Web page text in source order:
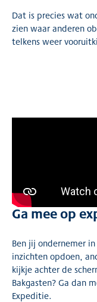
Dat is precies wat
zien waar anderen
telkens weer
Ga mee op
Ben jij ondernemer
inzichten opdoen,
kijkje achter de
Bakgasten? Ga dan
Expeditie.